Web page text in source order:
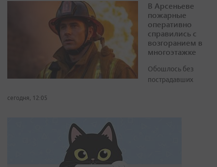
В Арсеньеве
пожарные
оперативно
справились с
возгоранием в
многоэтажке
Обошлось без
пострадавших
сегодня, 12:05